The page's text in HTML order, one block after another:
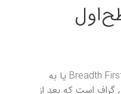
جست‌و‌جوی اول‌سطح (‌Breadth First Search یا به